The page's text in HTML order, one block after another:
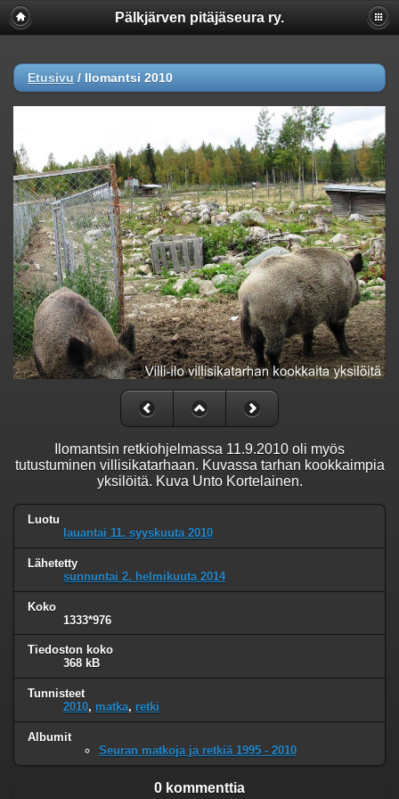
Pälkjärven pitäjäseura ry.
Etusivu / Ilomantsi 2010
Ilomantsin retkiohjelmassa 11.9.2010 oli myös
tutustuminen villisikatarhaan. Kuvassa tarhan kookkaimpia
yksilöitä. Kuva Unto Kortelainen.
Luotu
lauantai 11. syyskuuta 2010
Lähetetty
sunnuntai 2. helmikuuta 2014
Koko
1333*976
Tiedoston koko
368 kB
Tunnisteet
2010, matka, retki
Albumit
Seuran matkoja ja retkiä 1995 - 2010
0 kommenttia